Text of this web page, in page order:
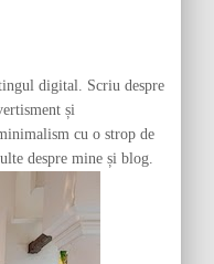
digital. Scriu despre
și
cu o strop de
despre mine și blog.